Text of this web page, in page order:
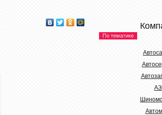
По тематике